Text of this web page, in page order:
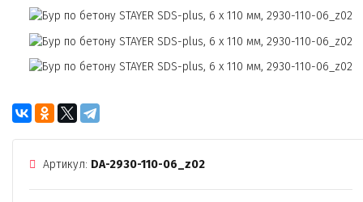
Артикул: DA-2930-110-06_z02